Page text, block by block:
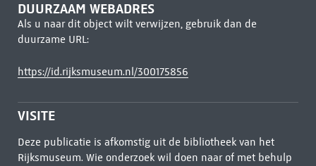
DUURZAAM WEBADRES
Als u naar dit object wilt verwijzen, gebruik dan de
duurzame URL:
https://id.rijksmuseum.nl/300175856
VISITE
Deze publicatie is afkomstig uit de bibliotheek van het
Rijksmuseum. Wie onderzoek wil doen naar of met behulp